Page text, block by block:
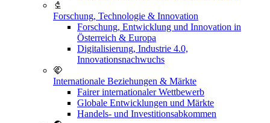
Forschung, Technologie & Innovation
Forschung, Entwicklung und Innovation in
Österreich & Europa
Digitalisierung, Industrie 4.0,
Innovationsnachwuchs
Internationale Beziehungen & Märkte
Fairer internationaler Wettbewerb
Globale Entwicklungen und Märkte
Handels- und Investitionsabkommen